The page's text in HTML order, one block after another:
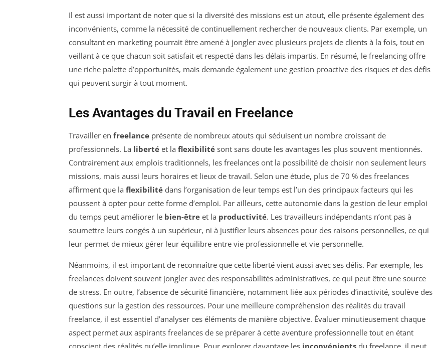
Il est aussi important de noter que si la diversité des missions est un atout, elle présente également des
inconvénients, comme la nécessité de continuellement rechercher de nouveaux clients. Par exemple, un
consultant en marketing pourrait être amené à jongler avec plusieurs projets de clients à la fois, tout en
veillant à ce que chacun soit satisfait et respecté dans les délais impartis. En résumé, le freelancing offre
une riche palette d’opportunités, mais demande également une gestion proactive des risques et des défis
qui peuvent surgir à tout moment.
Les Avantages du Travail en Freelance
Travailler en freelance présente de nombreux atouts qui séduisent un nombre croissant de
professionnels. La liberté et la flexibilité sont sans doute les avantages les plus souvent mentionnés.
Contrairement aux emplois traditionnels, les freelances ont la possibilité de choisir non seulement leurs
missions, mais aussi leurs horaires et lieux de travail. Selon une étude, plus de 70 % des freelances
affirment que la flexibilité dans l’organisation de leur temps est l’un des principaux facteurs qui les
poussent à opter pour cette forme d’emploi. Par ailleurs, cette autonomie dans la gestion de leur emploi
du temps peut améliorer le bien-être et la productivité. Les travailleurs indépendants n’ont pas à
soumettre leurs congés à un supérieur, ni à justifier leurs absences pour des raisons personnelles, ce qui
leur permet de mieux gérer leur équilibre entre vie professionnelle et vie personnelle.
Néanmoins, il est important de reconnaître que cette liberté vient aussi avec ses défis. Par exemple, les
freelances doivent souvent jongler avec des responsabilités administratives, ce qui peut être une source
de stress. En outre, l’absence de sécurité financière, notamment liée aux périodes d’inactivité, soulève des
questions sur la gestion des ressources. Pour une meilleure compréhension des réalités du travail
freelance, il est essentiel d’analyser ces éléments de manière objective. Évaluer minutieusement chaque
aspect permet aux aspirants freelances de se préparer à cette aventure professionnelle tout en étant